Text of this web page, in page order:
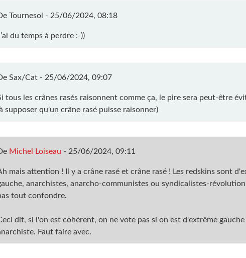
Tournesol - 25/06/2024, 08:18
du temps à perdre :-))
Sax/Cat - 25/06/2024, 09:07
tous les crânes rasés raisonnent comme ça, le pire sera peut-être
supposer qu'un crâne rasé puisse raisonner)
Michel Loiseau - 25/06/2024, 09:11
mais attention ! Il y a crâne rasé et crâne rasé ! Les redskins sont
anarchistes, anarcho-communistes ou syndicalistes-
tout confondre.
dit, si l'on est cohérent, on ne vote pas si on est d'extrême gauche
Faut faire avec.